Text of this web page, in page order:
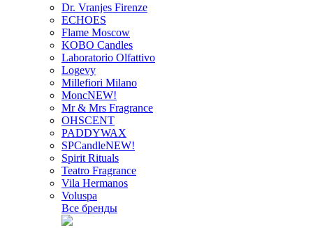
Dr. Vranjes Firenze
ECHOES
Flame Moscow
KOBO Candles
Laboratorio Olfattivo
Logevy
Millefiori Milano
MoncNEW!
Mr & Mrs Fragrance
OHSCENT
PADDYWAX
SPCandleNEW!
Spirit Rituals
Teatro Fragrance
Vila Hermanos
Voluspa
Все бренды